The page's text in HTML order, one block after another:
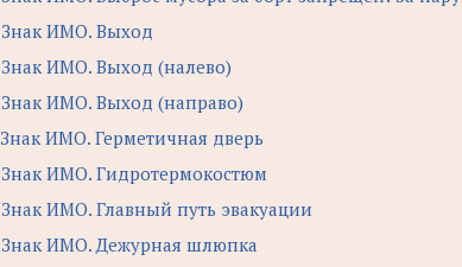
Знак ИМО. Выход
Знак ИМО. Выход (налево)
Знак ИМО. Выход (направо)
Знак ИМО. Герметичная дверь
Знак ИМО. Гидротермокостюм
Знак ИМО. Главный путь эвакуации
Знак ИМО. Дежурная шлюпка